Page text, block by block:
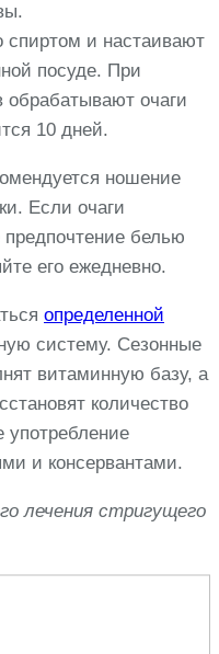
и настаивают
посуде. При
очаги
10 дней.
ношение
Если очаги
белью
его ежедневно.
определенной
систему. Сезонные
витаминную базу, а
количество
употребление
и консервантами.
лечения стригущего